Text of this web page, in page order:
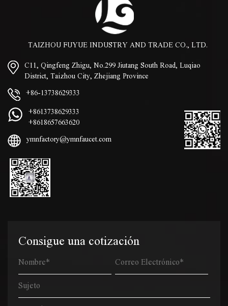
TAIZHOU FUYUE INDUSTRY AND TRADE CO., LTD.
C11, Qingfeng Zhigu, No.299 Jiutang South Road, Luqiao
District, Taizhou City, Zhejiang Province
+86-13738629333
+8613738629333
+8618657663620
ymnfactory@ymnfaucet.com
Consigue una cotización